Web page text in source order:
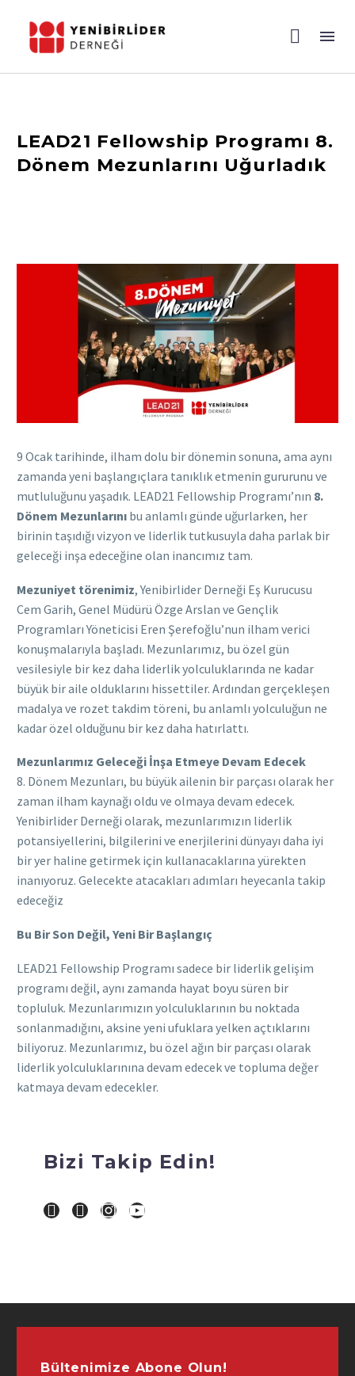
LEAD21 Fellowship Programı 8.
Dönem Mezunlarını Uğurladık
9 Ocak tarihinde, ilham dolu bir dönemin sonuna, ama aynı
zamanda yeni başlangıçlara tanıklık etmenin gururunu ve
mutluluğunu yaşadık. LEAD21 Fellowship Programı’nın 8.
Dönem Mezunlarını bu anlamlı günde uğurlarken, her
birinin taşıdığı vizyon ve liderlik tutkusuyla daha parlak bir
geleceği inşa edeceğine olan inancımız tam.
Mezuniyet törenimiz, Yenibirlider Derneği Eş Kurucusu
Cem Garih, Genel Müdürü Özge Arslan ve Gençlik
Programları Yöneticisi Eren Şerefoğlu’nun ilham verici
konuşmalarıyla başladı. Mezunlarımız, bu özel gün
vesilesiyle bir kez daha liderlik yolculuklarında ne kadar
büyük bir aile olduklarını hissettiler. Ardından gerçekleşen
madalya ve rozet takdim töreni, bu anlamlı yolculuğun ne
kadar özel olduğunu bir kez daha hatırlattı.
Mezunlarımız Geleceği İnşa Etmeye Devam Edecek
8. Dönem Mezunları, bu büyük ailenin bir parçası olarak her
zaman ilham kaynağı oldu ve olmaya devam edecek.
Yenibirlider Derneği olarak, mezunlarımızın liderlik
potansiyellerini, bilgilerini ve enerjilerini dünyayı daha iyi
bir yer haline getirmek için kullanacaklarına yürekten
inanıyoruz. Gelecekte atacakları adımları heyecanla takip
edeceğiz
Bu Bir Son Değil, Yeni Bir Başlangıç
LEAD21 Fellowship Programı sadece bir liderlik gelişim
programı değil, aynı zamanda hayat boyu süren bir
topluluk. Mezunlarımızın yolculuklarının bu noktada
sonlanmadığını, aksine yeni ufuklara yelken açtıklarını
biliyoruz. Mezunlarımız, bu özel ağın bir parçası olarak
liderlik yolculuklarınına devam edecek ve topluma değer
katmaya devam edecekler.
Bizi Takip Edin!
Bültenimize Abone Olun!